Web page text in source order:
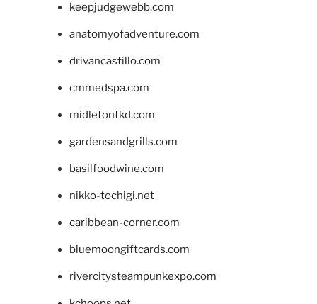
keepjudgewebb.com
anatomyofadventure.com
drivancastillo.com
cmmedspa.com
midletontkd.com
gardensandgrills.com
basilfoodwine.com
nikko-tochigi.net
caribbean-corner.com
bluemoongiftcards.com
rivercitysteampunkexpo.com